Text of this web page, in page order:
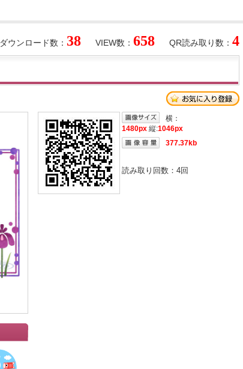
QR読み取り数： 4
VIEW数： 658
ダウンロード数： 38
横：
1480px 縦:1046px
377.37kb
読み取り回数： 4回